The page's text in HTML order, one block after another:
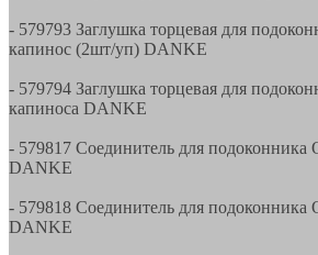
- 579793 Заглушка торцевая для
капинос (2шт/уп) DANKE
- 579794 Заглушка торцевая для
капиноса DANKE
- 579817 Соединитель для
DANKE
- 579818 Соединитель для
DANKE